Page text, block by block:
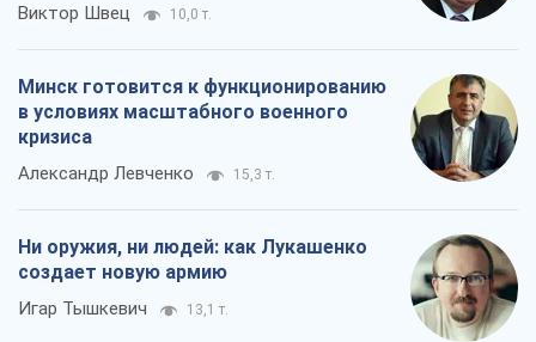
Виктор Швец 10,0 т.
Минск готовится к функционированию
в условиях масштабного военного
кризиса
Александр Левченко 15,3 т.
Ни оружия, ни людей: как Лукашенко
создает новую армию
Игар Тышкевич 13,1 т.